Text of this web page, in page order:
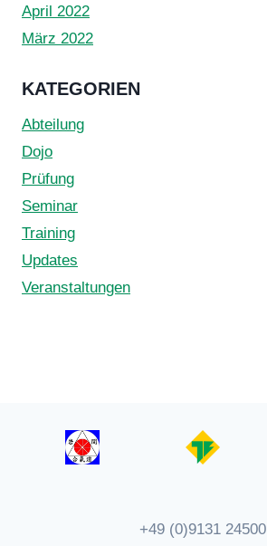
April 2022
März 2022
KATEGORIEN
Abteilung
Dojo
Prüfung
Seminar
Training
Updates
Veranstaltungen
+49 (0)9131 24500